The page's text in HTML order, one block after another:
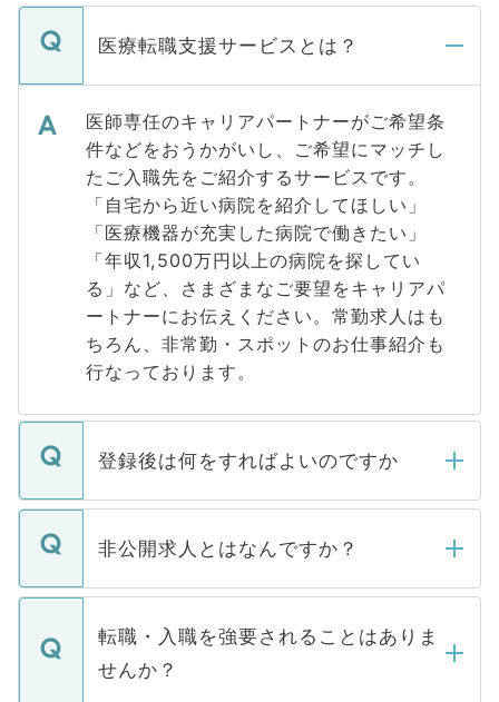
医療転職支援サービスとは？
医師専任のキャリアパートナーがご希望条
件などをおうかがいし、ご希望にマッチし
たご入職先をご紹介するサービスです。
「自宅から近い病院を紹介してほしい」
「医療機器が充実した病院で働きたい」
「年収1,500万円以上の病院を探してい
る」など、さまざまなご要望をキャリアパ
ートナーにお伝えください。常勤求人はも
ちろん、非常勤・スポットのお仕事紹介も
行なっております。
登録後は何をすればよいのですか
ご登録いただきましたら、弊社担当者がご
登録内容を確認し、その後メールもしくは
ます。通常、5営業日以内にはご連絡をせて
いただきますので、しばらくお待ちくださ
非公開求人とはなんですか？
マイナビDOCTORで取り扱っている求人の
うち約3割は、Webサイトからご覧いただ
けない「非公開求人」です。非公開求人は
下記の理由によって、一般には公開してい
転職・入職を強要されることはありま
せんか？